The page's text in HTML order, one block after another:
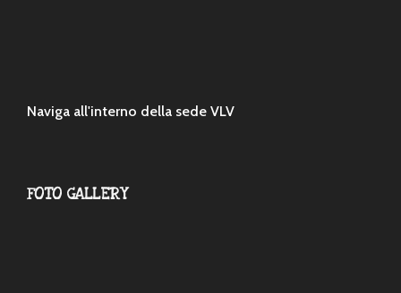
Naviga all'interno della sede VLV
FOTO GALLERY